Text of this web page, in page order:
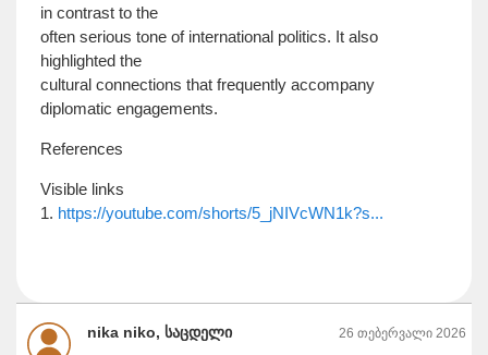
in contrast to the
often serious tone of international politics. It also
highlighted the
cultural connections that frequently accompany
diplomatic engagements.
References
Visible links
1. https://youtube.com/shorts/5_jNIVcWN1k?s...
nika niko, საცდელი 26 თებერვალი 2026